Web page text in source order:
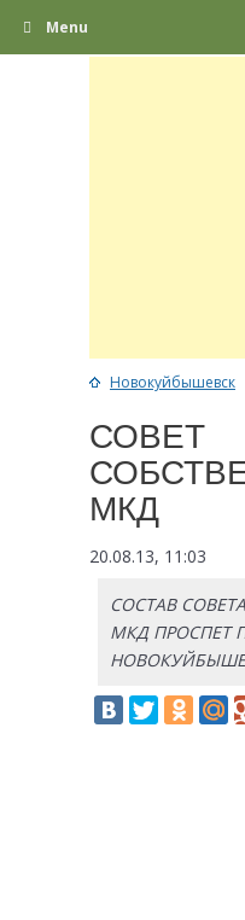
Menu
Новокуйбышевск
СОВЕТ
МКД
20.08.13, 11:03
СОСТАВ
МКД ПРОСПЕТ